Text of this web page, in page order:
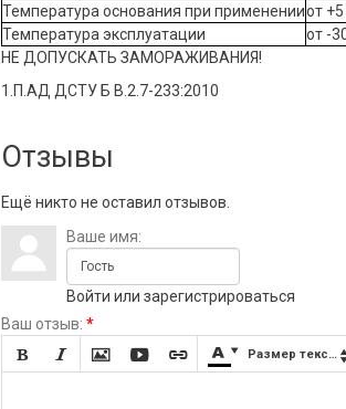
Температура основания при примененииот +5
Температура эксплуатации
от -
НЕ ДОПУСКАТЬ ЗАМОРАЖИВАНИЯ!
1.П.АД ДСТУ Б В.2.7-233:2010
Отзывы
Ещё никто не оставил отзывов.
Ваше имя:
Войти или зарегистрироваться
Ваш отзыв: *
       Размер текста